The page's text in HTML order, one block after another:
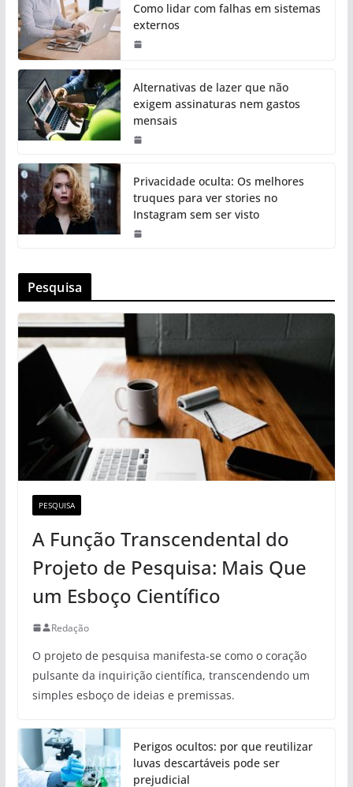
Como lidar com falhas em sistemas
externos
Alternativas de lazer que não
exigem assinaturas nem gastos
mensais
Privacidade oculta: Os melhores
truques para ver stories no
Instagram sem ser visto
Pesquisa
PESQUISA
A Função Transcendental do
Projeto de Pesquisa: Mais Que
um Esboço Científico
Redação
O projeto de pesquisa manifesta-se como o coração
pulsante da inquirição científica, transcendendo um
simples esboço de ideias e premissas.
Perigos ocultos: por que reutilizar
luvas descartáveis pode ser
prejudicial